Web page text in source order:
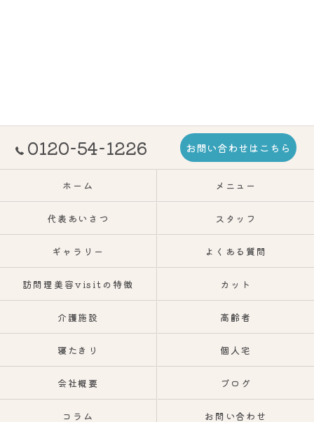
0120-54-1226 お問い合わせはこちら
ホーム メニュー
代表あいさつ スタッフ
ギャラリー よくある質問
訪問理美容visitの特徴 カット
介護施設 高齢者
寝たきり 個人宅
会社概要 ブログ
コラム お問い合わせ